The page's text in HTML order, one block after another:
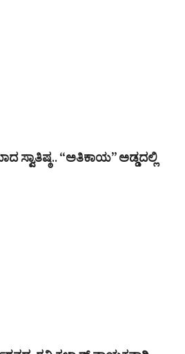
“ಅತಿಕಾಯ” ಅಡ್ಡದಲ್ಲಿ